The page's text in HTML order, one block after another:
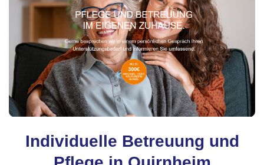
Individuelle Betreuung und